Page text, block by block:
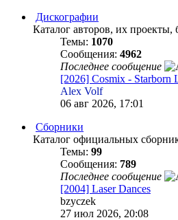
Дискографии
Каталог авторов, их проекты,
Темы: 1070
Сообщения: 4962
Последнее сообщение
[2026] Cosmix -
Alex Volf
06 авг 2026, 17:01
Сборники
Каталог официальных
Темы: 99
Сообщения: 789
Последнее сообщение
[2004] Laser Dances
bzyczek
27 июл 2026, 20:08